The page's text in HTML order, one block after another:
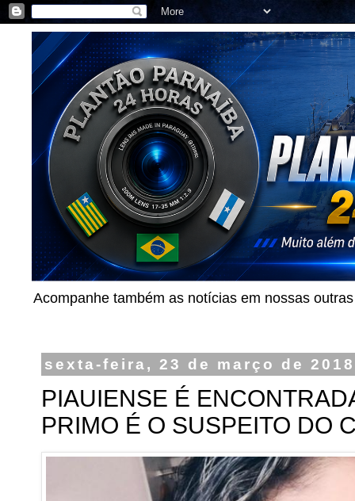
Acompanhe também as notícias em nossas
sexta-feira, 23 de março de 2018
PIAUIENSE É
PRIMO É O SUSPEITO DO